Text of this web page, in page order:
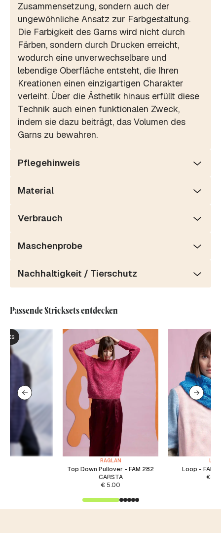
Zusammensetzung, sondern auch der
ungewöhnliche Ansatz zur Farbgestaltung.
Die Farbigkeit des Garns wird nicht durch
Färben, sondern durch Drucken erreicht,
wodurch eine unverwechselbare und
lebendige Oberfläche entsteht, die Ihren
Kreationen einen einzigartigen Charakter
verleiht. Über die Ästhetik hinaus erfüllt diese
Technik auch einen funktionalen Zweck,
indem sie dazu beiträgt, das Volumen des
Garns zu bewahren.
Pflegehinweis
Material
Verbrauch
Maschenprobe
Nachhaltigkeit / Tierschutz
Passende Stricksets entdecken
RAGLAN
Top Down Pullover - FAM 282
CARSTA
€ 5.00
Loop - FAM
€